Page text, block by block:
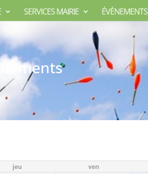
SERVICES MAIRIE ÉVÈNEMENTS
jeu ven